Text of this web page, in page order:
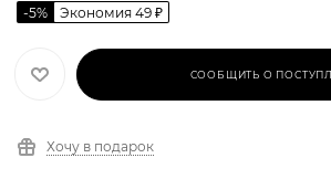
-5% Экономия 49 ₽
СООБЩИТЬ О
Хочу в подарок